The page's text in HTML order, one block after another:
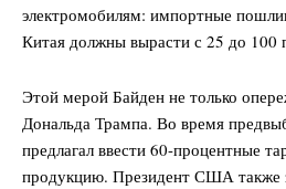
электромобилям: импортные
Китая должны вырасти с 25 до 100
Этой мерой Байден не только
Дональда Трампа. Во время
предлагал ввести 60-процентные
продукцию. Президент США также